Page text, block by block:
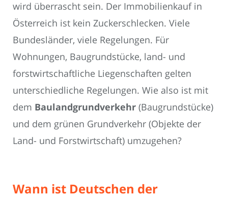
wird überrascht sein. Der Immobilienkauf in
Österreich ist kein Zuckerschlecken. Viele
Bundesländer, viele Regelungen. Für
Wohnungen, Baugrundstücke, land- und
forstwirtschaftliche Liegenschaften gelten
unterschiedliche Regelungen. Wie also ist mit
dem Baulandgrundverkehr (Baugrundstücke)
und dem grünen Grundverkehr (Objekte der
Land- und Forstwirtschaft) umzugehen?
Wann ist Deutschen der